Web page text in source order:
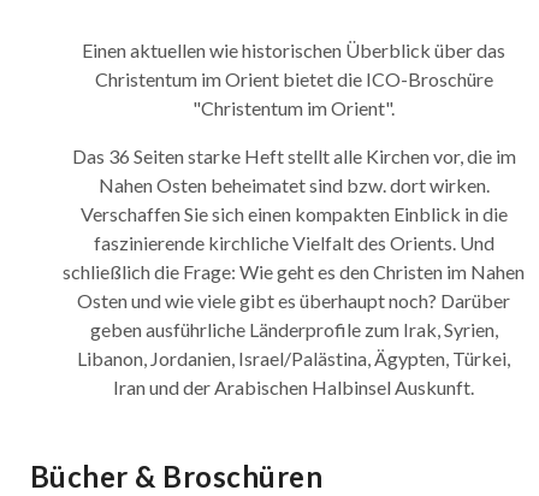
Einen aktuellen wie historischen Überblick über das
Christentum im Orient bietet die ICO-Broschüre
"Christentum im Orient".
Das 36 Seiten starke Heft stellt alle Kirchen vor, die im
Nahen Osten beheimatet sind bzw. dort wirken.
Verschaffen Sie sich einen kompakten Einblick in die
faszinierende kirchliche Vielfalt des Orients. Und
schließlich die Frage: Wie geht es den Christen im Nahen
Osten und wie viele gibt es überhaupt noch? Darüber
geben ausführliche Länderprofile zum Irak, Syrien,
Libanon, Jordanien, Israel/Palästina, Ägypten, Türkei,
Iran und der Arabischen Halbinsel Auskunft.
Bücher & Broschüren